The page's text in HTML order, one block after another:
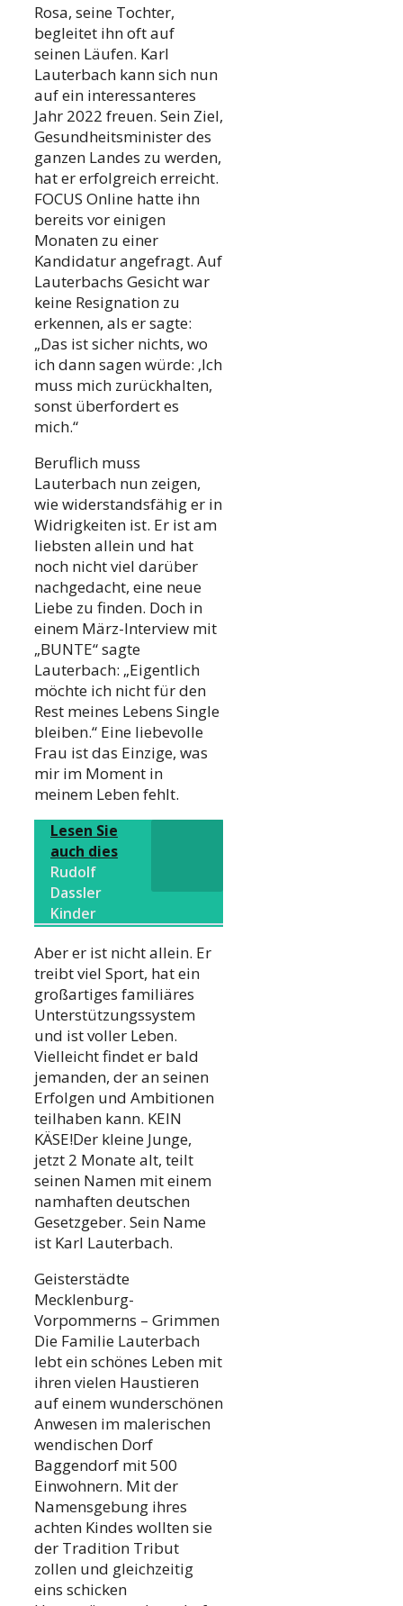
Rosa, seine Tochter,
begleitet ihn oft auf
seinen Läufen. Karl
Lauterbach kann sich nun
auf ein interessanteres
Jahr 2022 freuen. Sein Ziel,
Gesundheitsminister des
ganzen Landes zu werden,
hat er erfolgreich erreicht.
FOCUS Online hatte ihn
bereits vor einigen
Monaten zu einer
Kandidatur angefragt. Auf
Lauterbachs Gesicht war
keine Resignation zu
erkennen, als er sagte:
„Das ist sicher nichts, wo
ich dann sagen würde: ‚Ich
muss mich zurückhalten,
sonst überfordert es
mich.“
Beruflich muss
Lauterbach nun zeigen,
wie widerstandsfähig er in
Widrigkeiten ist. Er ist am
liebsten allein und hat
noch nicht viel darüber
nachgedacht, eine neue
Liebe zu finden. Doch in
einem März-Interview mit
„BUNTE“ sagte
Lauterbach: „Eigentlich
möchte ich nicht für den
Rest meines Lebens Single
bleiben.“ Eine liebevolle
Frau ist das Einzige, was
mir im Moment in
meinem Leben fehlt.
Lesen Sie
auch dies
Rudolf
Dassler
Kinder
Aber er ist nicht allein. Er
treibt viel Sport, hat ein
großartiges familiäres
Unterstützungssystem
und ist voller Leben.
Vielleicht findet er bald
jemanden, der an seinen
Erfolgen und Ambitionen
teilhaben kann. KEIN
KÄSE!Der kleine Junge,
jetzt 2 Monate alt, teilt
seinen Namen mit einem
namhaften deutschen
Gesetzgeber. Sein Name
ist Karl Lauterbach.
Geisterstädte
Mecklenburg-
Vorpommerns – Grimmen
Die Familie Lauterbach
lebt ein schönes Leben mit
ihren vielen Haustieren
auf einem wunderschönen
Anwesen im malerischen
wendischen Dorf
Baggendorf mit 500
Einwohnern. Mit der
Namensgebung ihres
achten Kindes wollten sie
der Tradition Tribut
zollen und gleichzeitig
eins schicken